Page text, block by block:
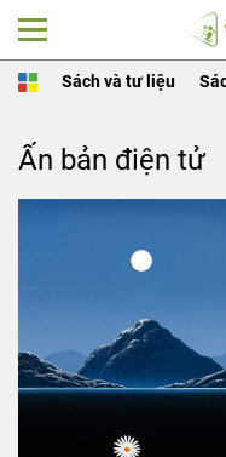
Sách và tư liệu
Ấn bản điện tử